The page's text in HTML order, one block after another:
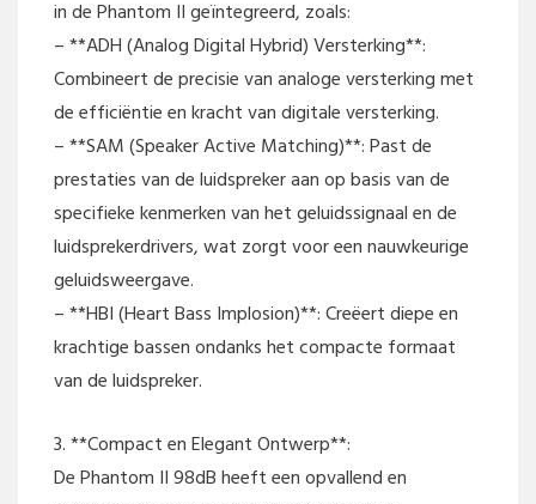
in de Phantom II geïntegreerd, zoals:
– **ADH (Analog Digital Hybrid) Versterking**:
Combineert de precisie van analoge versterking met
de efficiëntie en kracht van digitale versterking.
– **SAM (Speaker Active Matching)**: Past de
prestaties van de luidspreker aan op basis van de
specifieke kenmerken van het geluidssignaal en de
luidsprekerdrivers, wat zorgt voor een nauwkeurige
geluidsweergave.
– **HBI (Heart Bass Implosion)**: Creëert diepe en
krachtige bassen ondanks het compacte formaat
van de luidspreker.
3. **Compact en Elegant Ontwerp**:
De Phantom II 98dB heeft een opvallend en